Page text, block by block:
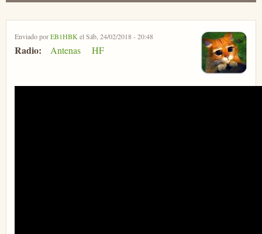
Enviado porEB1HBK el Sáb, 24/02/2018 - 20:48
Radio: Antenas HF